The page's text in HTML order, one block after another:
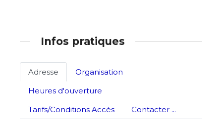
Infos pratiques
Adresse
Organisation
Heures d'ouverture
Tarifs/Conditions Accès
Contacter ...